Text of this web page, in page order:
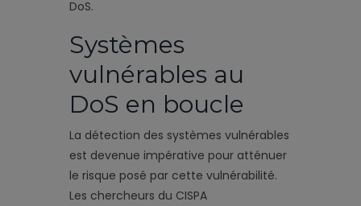
DoS.
Systèmes
vulnérables au
DoS en boucle
La détection des systèmes vulnérables
est devenue impérative pour atténuer
le risque posé par cette vulnérabilité.
Les chercheurs du CISPA